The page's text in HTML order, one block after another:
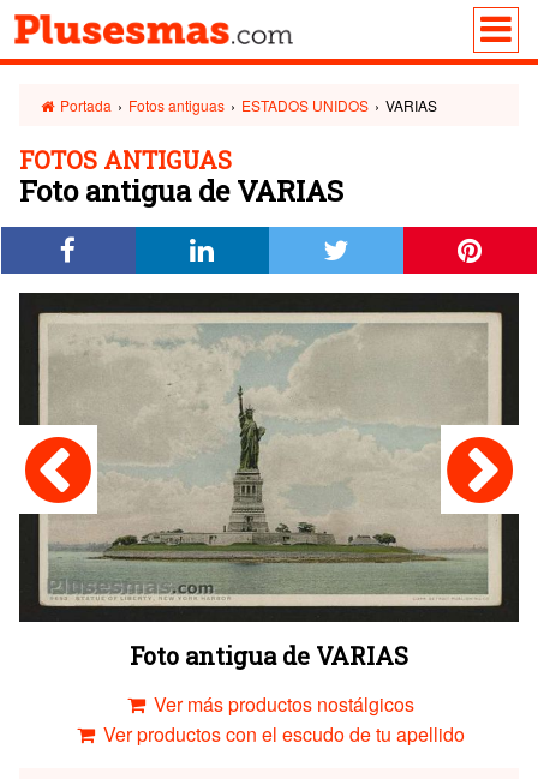
Portada › Fotos antiguas › ESTADOS UNIDOS › VARIAS
FOTOS ANTIGUAS
Foto antigua de VARIAS
Foto antigua de VARIAS
Ver más productos nostálgicos
Ver productos con el escudo de tu apellido